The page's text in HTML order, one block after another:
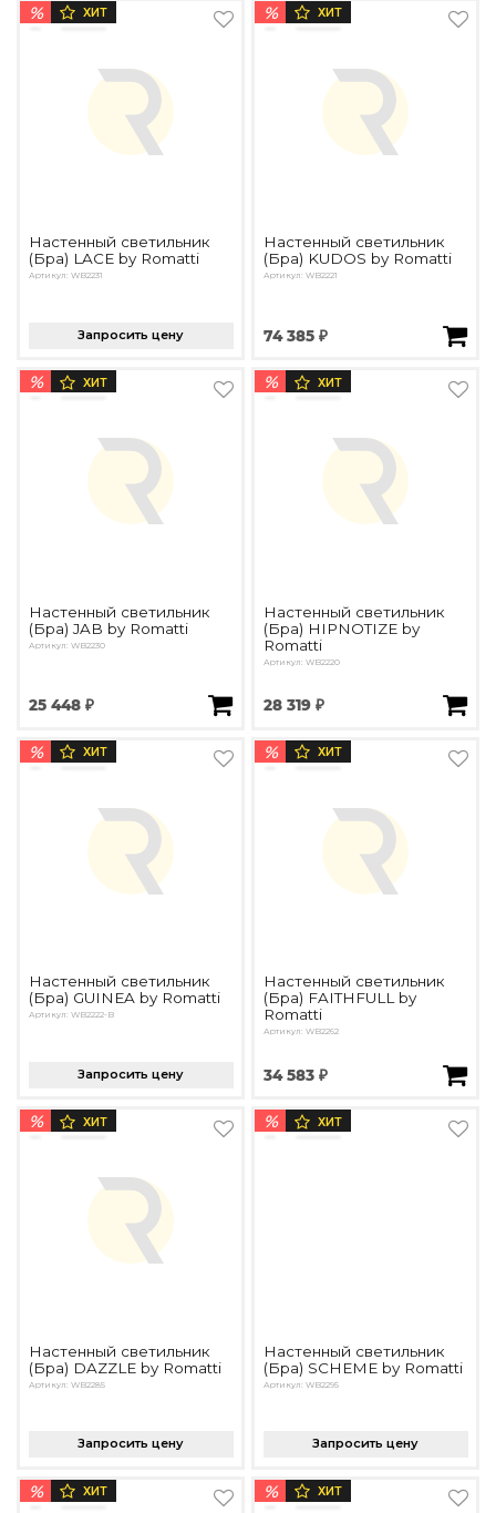
% ХИТ
Настенный светильник
(Бра) LACE by Romatti
Артикул: WB2231
Запросить цену
% ХИТ
Настенный светильник
(Бра) KUDOS by Romatti
Артикул: WB2221
74 385 ₽
% ХИТ
Настенный светильник
(Бра) JAB by Romatti
Артикул: WB2230
25 448 ₽
% ХИТ
Настенный светильник
(Бра) HIPNOTIZE by
Romatti
Артикул: WB2220
28 319 ₽
% ХИТ
Настенный светильник
(Бра) GUINEA by Romatti
Артикул: WB2222-B
Запросить цену
% ХИТ
Настенный светильник
(Бра) FAITHFULL by
Romatti
Артикул: WB2262
34 583 ₽
% ХИТ
Настенный светильник
(Бра) DAZZLE by Romatti
Артикул: WB2285
Запросить цену
% ХИТ
Настенный светильник
(Бра) SCHEME by Romatti
Артикул: WB2295
Запросить цену
% ХИТ % ХИТ